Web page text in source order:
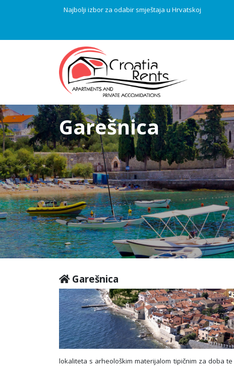
Najbolji izbor za odabir smještaja u Hrvatskoj
Garešnica
Garešnica
lokaliteta s arheološkim materijalom tipičnim za doba